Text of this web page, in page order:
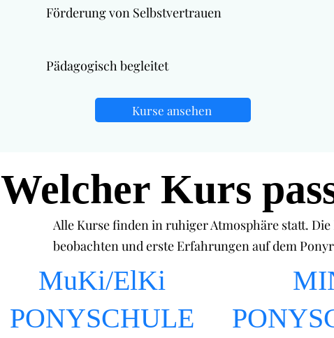
Förderung von Selbstvertrauen
Pädagogisch begleitet
Kurse ansehen
Welcher Kurs
Alle Kurse finden in ruhiger Atmosphäre statt.
beobachten und erste Erfahrungen auf dem
MuKi/ElKi
PONYSCHULE